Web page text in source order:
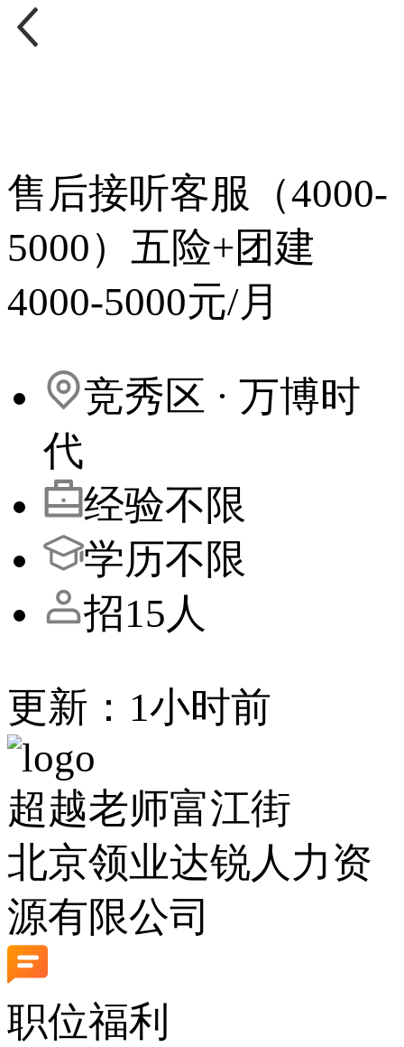
售后接听客服（4000-
5000）五险+团建
4000-5000元/月
竞秀区 · 万博时
代
经验不限
学历不限
招15人
更新：1小时前
超越老师富江街
北京领业达锐人力资
源有限公司
职位福利